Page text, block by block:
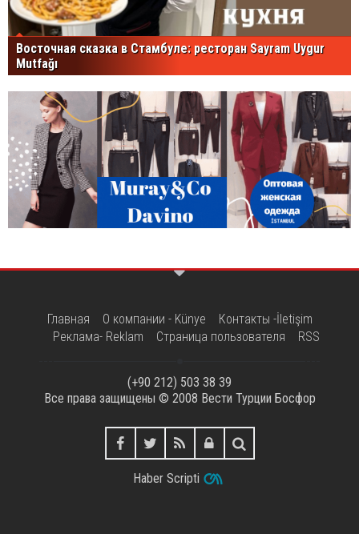
Восточная сказка в Стамбуле: ресторан Sayram Uygur
Mutfağı
Главная О компании - Künye
Контакты -İletişim
Реклама- Reklam
Страница пользователя RSS
(+90 212) 503 38 39
Все права защищены © 2008 Вести Турции Босфор
Haber Scripti